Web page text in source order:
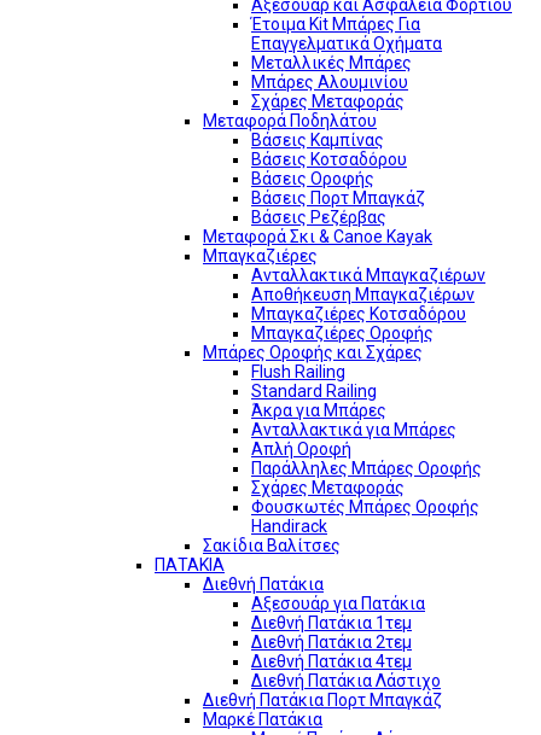
Αξεσουάρ και Ασφάλεια Φορτίου
Έτοιμα Kit Μπάρες Για
Επαγγελματικά Οχήματα
Μεταλλικές Μπάρες
Μπάρες Αλουμινίου
Σχάρες Μεταφοράς
Μεταφορά Ποδηλάτου
Βάσεις Καμπίνας
Βάσεις Κοτσαδόρου
Βάσεις Οροφής
Βάσεις Πορτ Μπαγκάζ
Βάσεις Ρεζέρβας
Μεταφορά Σκι & Canoe Kayak
Μπαγκαζιέρες
Ανταλλακτικά Μπαγκαζιέρων
Αποθήκευση Μπαγκαζιέρων
Μπαγκαζιέρες Κοτσαδόρου
Μπαγκαζιέρες Οροφής
Μπάρες Οροφής και Σχάρες
Flush Railing
Standard Railing
Άκρα για Μπάρες
Ανταλλακτικά για Μπάρες
Απλή Οροφή
Παράλληλες Μπάρες Οροφής
Σχάρες Μεταφοράς
Φουσκωτές Μπάρες Οροφής
Handirack
Σακίδια Βαλίτσες
ΠΑΤΑΚΙΑ
Διεθνή Πατάκια
Αξεσουάρ για Πατάκια
Διεθνή Πατάκια 1τεμ
Διεθνή Πατάκια 2τεμ
Διεθνή Πατάκια 4τεμ
Διεθνή Πατάκια Λάστιχο
Διεθνή Πατάκια Πορτ Μπαγκάζ
Μαρκέ Πατάκια